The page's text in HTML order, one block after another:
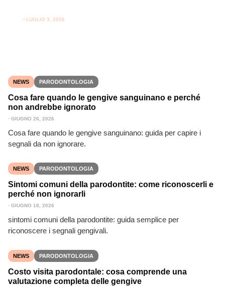
⋅ LUGLIO 3, 2026
NEWS PARODONTOLOGIA
Cosa fare quando le gengive sanguinano e perché
non andrebbe ignorato
⋅ GIUGNO 26, 2026
Cosa fare quando le gengive sanguinano: guida per capire i
segnali da non ignorare.
NEWS PARODONTOLOGIA
Sintomi comuni della parodontite: come riconoscerli e
perché non ignorarli
⋅ GIUGNO 18, 2026
sintomi comuni della parodontite: guida semplice per
riconoscere i segnali gengivali.
NEWS PARODONTOLOGIA
Costo visita parodontale: cosa comprende una
valutazione completa delle gengive